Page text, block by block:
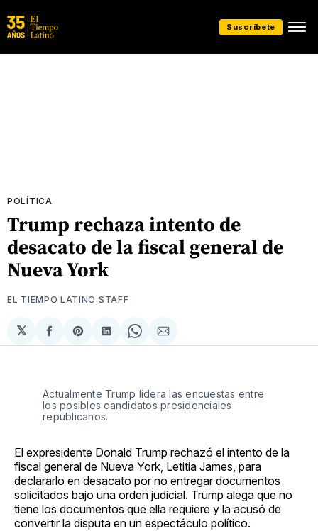
Suscríbete
POLÍTICA
Trump rechaza intento de
desacato de la fiscal general de
Nueva York
EL TIEMPO LATINO STAFF
𝕏
Compartir
en
Share
on
Compartir
en
Share
on
Compartir
via
Actualmente Trump lidera las encuestas entre
los posibles candidatos presidenciales
republicanos.
El expresidente Donald Trump rechazó el intento de la
fiscal general de Nueva York, Letitia James, para
declararlo en desacato por no entregar documentos
solicitados bajo una orden judicial. Trump alega que no
tiene los documentos que ella requiere y la acusó de
convertir la disputa en un espectáculo político.